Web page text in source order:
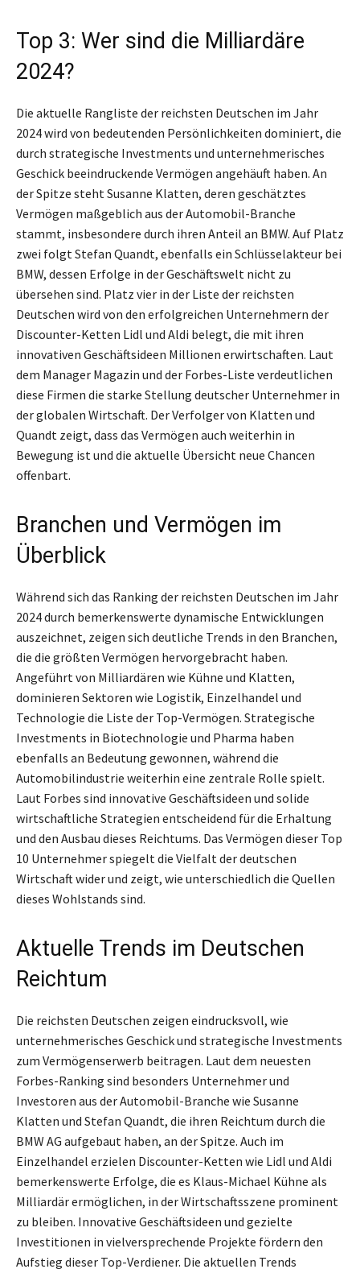
Top 3: Wer sind die Milliardäre
2024?
Die aktuelle Rangliste der reichsten Deutschen im Jahr
2024 wird von bedeutenden Persönlichkeiten dominiert, die
durch strategische Investments und unternehmerisches
Geschick beeindruckende Vermögen angehäuft haben. An
der Spitze steht Susanne Klatten, deren geschätztes
Vermögen maßgeblich aus der Automobil-Branche
stammt, insbesondere durch ihren Anteil an BMW. Auf Platz
zwei folgt Stefan Quandt, ebenfalls ein Schlüsselakteur bei
BMW, dessen Erfolge in der Geschäftswelt nicht zu
übersehen sind. Platz vier in der Liste der reichsten
Deutschen wird von den erfolgreichen Unternehmern der
Discounter-Ketten Lidl und Aldi belegt, die mit ihren
innovativen Geschäftsideen Millionen erwirtschaften. Laut
dem Manager Magazin und der Forbes-Liste verdeutlichen
diese Firmen die starke Stellung deutscher Unternehmer in
der globalen Wirtschaft. Der Verfolger von Klatten und
Quandt zeigt, dass das Vermögen auch weiterhin in
Bewegung ist und die aktuelle Übersicht neue Chancen
offenbart.
Branchen und Vermögen im
Überblick
Während sich das Ranking der reichsten Deutschen im Jahr
2024 durch bemerkenswerte dynamische Entwicklungen
auszeichnet, zeigen sich deutliche Trends in den Branchen,
die die größten Vermögen hervorgebracht haben.
Angeführt von Milliardären wie Kühne und Klatten,
dominieren Sektoren wie Logistik, Einzelhandel und
Technologie die Liste der Top-Vermögen. Strategische
Investments in Biotechnologie und Pharma haben
ebenfalls an Bedeutung gewonnen, während die
Automobilindustrie weiterhin eine zentrale Rolle spielt.
Laut Forbes sind innovative Geschäftsideen und solide
wirtschaftliche Strategien entscheidend für die Erhaltung
und den Ausbau dieses Reichtums. Das Vermögen dieser Top
10 Unternehmer spiegelt die Vielfalt der deutschen
Wirtschaft wider und zeigt, wie unterschiedlich die Quellen
dieses Wohlstands sind.
Aktuelle Trends im Deutschen
Reichtum
Die reichsten Deutschen zeigen eindrucksvoll, wie
unternehmerisches Geschick und strategische Investments
zum Vermögenserwerb beitragen. Laut dem neuesten
Forbes-Ranking sind besonders Unternehmer und
Investoren aus der Automobil-Branche wie Susanne
Klatten und Stefan Quandt, die ihren Reichtum durch die
BMW AG aufgebaut haben, an der Spitze. Auch im
Einzelhandel erzielen Discounter-Ketten wie Lidl und Aldi
bemerkenswerte Erfolge, die es Klaus-Michael Kühne als
Milliardär ermöglichen, in der Wirtschaftsszene prominent
zu bleiben. Innovative Geschäftsideen und gezielte
Investitionen in vielversprechende Projekte fördern den
Aufstieg dieser Top-Verdiener. Die aktuellen Trends